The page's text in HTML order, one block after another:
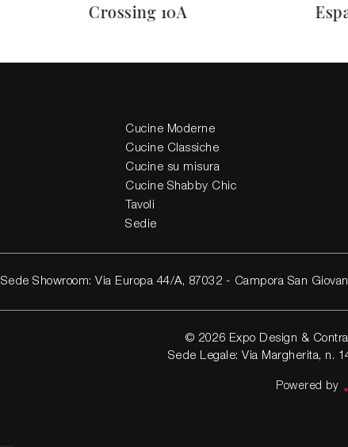
Crossing 10A
Cucine Moderne
Cucine Classiche
Cucine su misura
Cucine Shabby Chic
Tavoli
Sedie
Sede Showroom: Via Europa 44/A, 87032 - Campora San
© 2026 Expo Design &
Sede Legale: Via Margherita, n.
Powered by